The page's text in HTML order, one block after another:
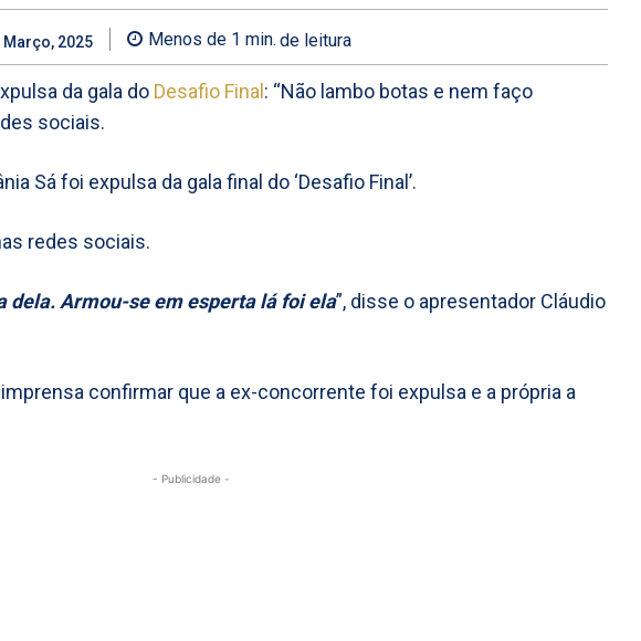
Março, 2025 Menos de 1 min. de leitura
da gala do Desafio Final : “Não lambo botas e nem faço
sociais.
Sá foi expulsa da gala final do ‘Desafio Final’.
redes sociais.
dela. Armou-se em esperta lá foi ela”, disse o apresentador Cláudio
confirmar que a ex-concorrente foi expulsa e a própria a
- Publicidade -